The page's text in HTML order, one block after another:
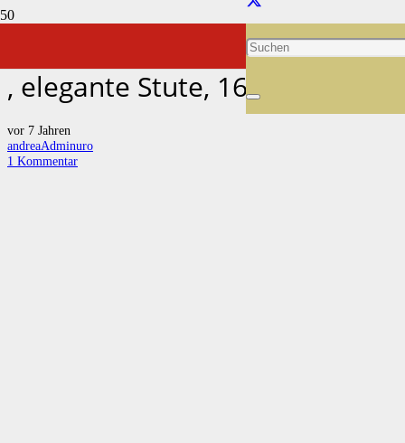
Mandanga – PRE Stute, 9 Jahre
, elegante Stute, 167 cm
vor 7 Jahren
andreaAdminuro
1 Kommentar